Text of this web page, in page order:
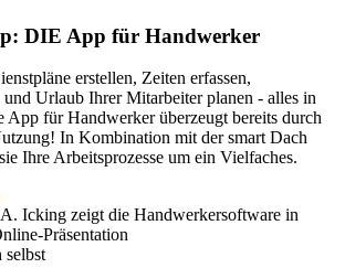
DIE App für Handwerker
erstellen, Zeiten erfassen,
Urlaub Ihrer Mitarbeiter planen - alles in
App für Handwerker überzeugt bereits durch
In Kombination mit der smart Dach
Ihre Arbeitsprozesse um ein Vielfaches.
selbst